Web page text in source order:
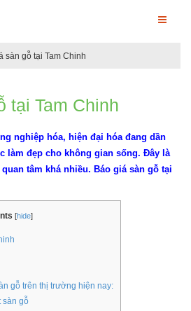
sàn gỗ tại Tam Chinh
tại Tam Chinh
nghiệp hóa, hiện đại hóa đang dần
làm đẹp cho không gian sống. Đây là
tâm khá nhiều. Báo giá sàn gỗ tại
[hide]
gỗ trên thị trường hiện nay:
sàn gỗ